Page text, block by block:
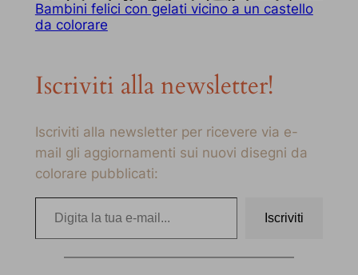
Bambini felici con gelati vicino a un castello
da colorare
Iscriviti alla newsletter!
Iscriviti alla newsletter per ricevere via e-
mail gli aggiornamenti sui nuovi disegni da
colorare pubblicati:
Digita la tua e-mail…
Iscriviti